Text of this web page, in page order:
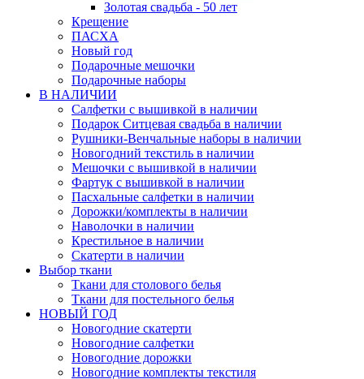
Золотая свадьба - 50 лет
Крещение
ПАСХА
Новый год
Подарочные мешочки
Подарочные наборы
В НАЛИЧИИ
Салфетки с вышивкой в наличии
Подарок Ситцевая свадьба в наличии
Рушники-Венчальные наборы в наличии
Новогодний текстиль в наличии
Мешочки с вышивкой в наличии
Фартук с вышивкой в наличии
Пасхальные салфетки в наличии
Дорожки/комплекты в наличии
Наволочки в наличии
Крестильное в наличии
Скатерти в наличии
Выбор ткани
Ткани для столового белья
Ткани для постельного белья
НОВЫЙ ГОД
Новогодние скатерти
Новогодние салфетки
Новогодние дорожки
Новогодние комплекты текстиля